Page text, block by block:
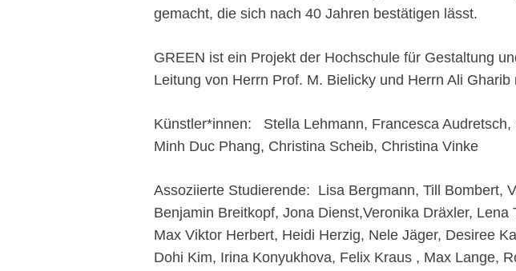
gemacht, die sich nach 40 Jahren bestätigen lässt.
GREEN ist ein Projekt der Hochschule für Gestaltung
Leitung von Herrn Prof. M. Bielicky und Herrn Ali Gharib
Künstler*innen: Stella Lehmann, Francesca Audretsch,
Minh Duc Phang, Christina Scheib, Christina Vinke
Assoziierte Studierende: Lisa Bergmann, Till Bombert,
Benjamin Breitkopf, Jona Dienst,Veronika Dräxler, Lena
Max Viktor Herbert, Heidi Herzig, Nele Jäger, Desiree
Dohi Kim, Irina Konyukhova, Felix Kraus , Max Lange,